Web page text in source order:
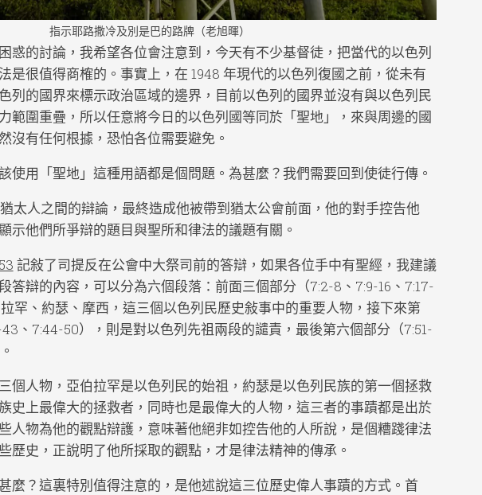
指示耶路撒冷及別是巴的路牌（老旭暉）
惑的討論，我希望各位會注意到，今天有不少基督徒，把當代的以色列
是很值得商榷的。事實上，在 1948 年現代的以色列復國之前，從未有
列的國界來標示政治區域的邊界，目前以色列的國界並沒有與以色列民
範圍重疊，所以任意將今日的以色列國等同於「聖地」，來與周邊的國
沒有任何根據，恐怕各位需要避免。
使用「聖地」這種用語都是個問題。為甚麼？我們需要回到使徒行傳。
太人之間的辯論，最終造成他被帶到猶太公會前面，他的對手控告他
示他們所爭辯的題目與聖所和律法的議題有關。
記敍了司提反在公會中大祭司前的答辯，如果各位手中有聖經，我建議
答辯的內容，可以分為六個段落：前面三個部分（7:2-8、7:9-16、7:17-
罕、約瑟、摩西，這三個以色列民歷史敍事中的重要人物，接下來第
、7:44-50），則是對以色列先祖兩段的譴責，最後第六個部分（7:51-
個人物，亞伯拉罕是以色列民的始祖，約瑟是以色列民族的第一個拯救
史上最偉大的拯救者，同時也是最偉大的人物，這三者的事蹟都是出於
人物為他的觀點辯護，意味著他絕非如控告他的人所說，是個糟踐律法
歷史，正說明了他所採取的觀點，才是律法精神的傳承。
麼？這裏特別值得注意的，是他述說這三位歷史偉人事蹟的方式。首